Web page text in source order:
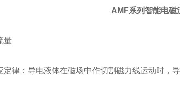
AMF系列智能电磁
量
定律：导电液体在磁场中作切割磁力线运动时，